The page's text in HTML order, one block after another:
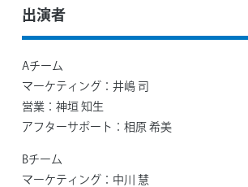
出演者
Aチーム
マーケティング： 井嶋 司
営業： 神垣 知生
アフターサポート： 相原 希美
Bチーム
マーケティング： 中川 慧